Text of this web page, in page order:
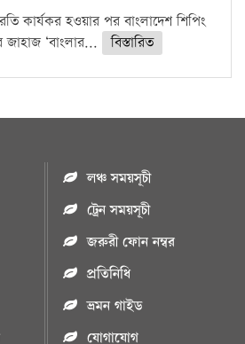
কার্যকর হওয়ার পর বাংলাদেশ শিপিং
‘বাংলার...
বিস্তারিত
লঞ্চ সময়সূচী
ট্রেন সময়সূচী
জরুরী ফোন নম্বর
প্রতিনিধি
ভ্রমন গাইড
যোগাযোগ